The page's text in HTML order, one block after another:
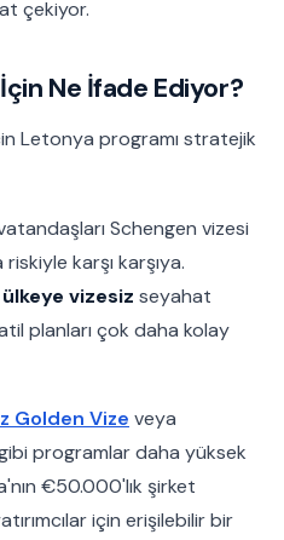
çekiyor.
Ne İfade Ediyor?
Letonya programı stratejik
Schengen vizesi
karşı karşıya.
vizesiz seyahat
planları çok daha kolay
Golden Vize veya
programlar daha yüksek
€50.000'lık şirket
için erişilebilir bir